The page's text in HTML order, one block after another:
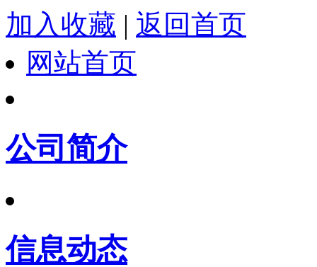
加入收藏 | 返回首页
网站首页
公司简介
信息动态